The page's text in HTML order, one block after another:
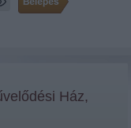
Ház,